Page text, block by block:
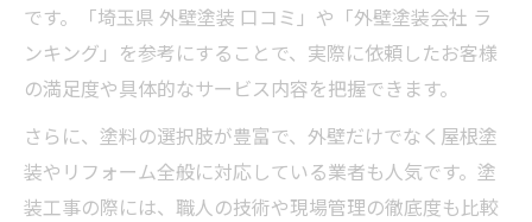
ランキングで見る外壁塗装業者の実力差
外壁塗装の口コミから見抜く業者の信頼性
外壁塗装会社の口コミチェックポイント
です。「埼玉県 外壁塗装 口コミ」や「外壁塗装会社 ラ
ンキング」を参考にすることで、実際に依頼したお客様
の満足度や具体的なサービス内容を把握できます。
さらに、塗料の選択肢が豊富で、外壁だけでなく屋根塗
装やリフォーム全般に対応している業者も人気です。塗
装工事の際には、職人の技術や現場管理の徹底度も比較